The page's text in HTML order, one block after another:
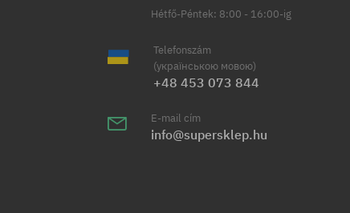
Hétfő-Péntek: 8:00 - 16:00-ig
Telefonszám
(українською мовою)
+48 453 073 844
E-mail cím
info@supersklep.hu